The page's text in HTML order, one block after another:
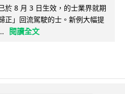
於 8 月 3 日生效，的士業界就期
正」回流駕駛的士。新例大幅提
閱讀全文